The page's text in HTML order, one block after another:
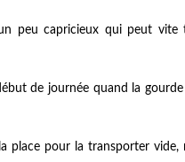
peu capricieux qui peut
de journée quand la
place pour la transporter